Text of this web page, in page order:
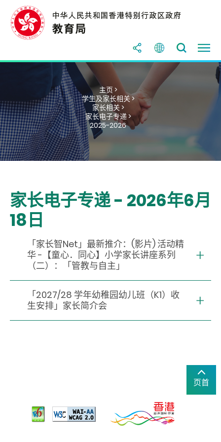
主页 >
学生及家长相关 >
家长相关 >
家长电子专递 >
2025-2026
家长电子专递 - 2026年6月
18日
「家长智Net」最新推介：(影片) 活动精
华 -【童心．同心】小学家长讲座系列
（二）：「管教与自主」
「2027/28 学年幼稚园幼儿班（K1）收
生安排」家长简介会
页首